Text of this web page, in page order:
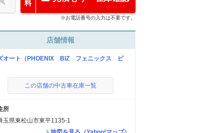
料
※お電話番号の入力は不要です。
店舗情報
オート（PHOENIX BIZ フェニックス ビ
この店舗の中古車在庫一覧
所
玉県東松山市東平1135-1